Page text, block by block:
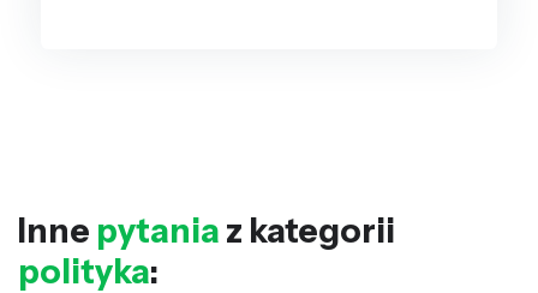
Inne pytania z kategorii
polityka: